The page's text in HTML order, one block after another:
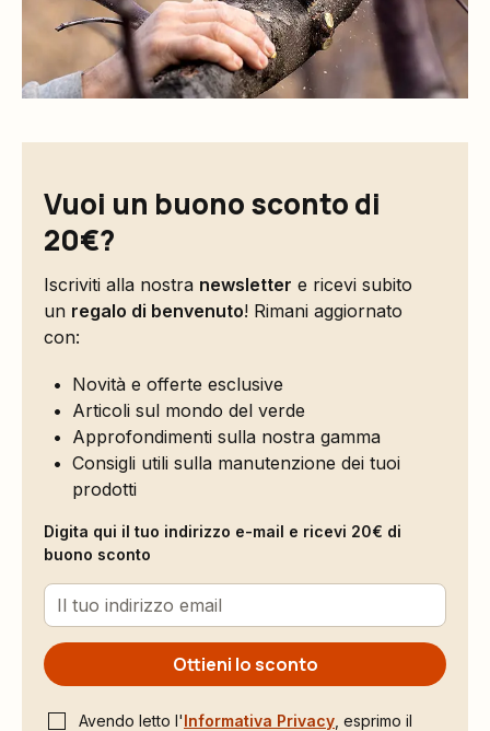
Vuoi un buono sconto di
20€?
Iscriviti alla nostra newsletter e ricevi subito
un regalo di benvenuto! Rimani aggiornato
con:
Novità e offerte esclusive
Articoli sul mondo del verde
Approfondimenti sulla nostra gamma
Consigli utili sulla manutenzione dei tuoi
prodotti
Digita qui il tuo indirizzo e-mail e ricevi 20€ di
buono sconto
Ottieni lo sconto
Avendo letto l'Informativa Privacy , esprimo il